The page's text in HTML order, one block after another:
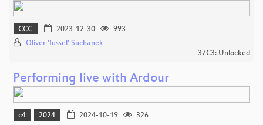
CCC 2023-12-30
993
Oliver 'fussel' Suchanek
37C3: Unlocked
Performing live with Ardour
c4 2024 2024-10-19 326